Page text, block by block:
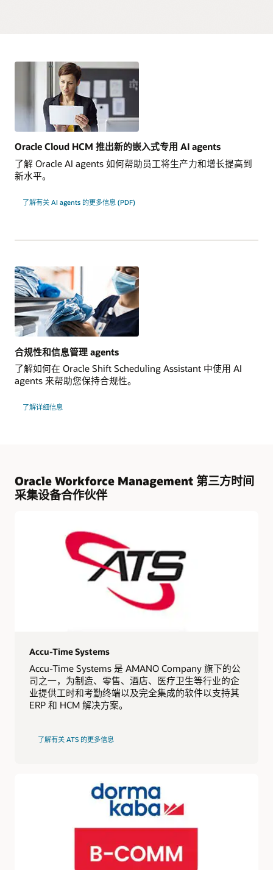
累计带薪休假转赠
允许员工在用于查看累计休假余额和请假的工具中，将带薪休
假余额转赠给同事。
支持经理洞悉任务完成情况，并进行优先级重新分配或重新排
通过改善检验管理，培养工作场所安全与合规文化。
分析驱动的监控
使用安全数据来了解趋势，并通过根本原因分析来帮助减少事
故和工作场所的危险。
了解 Oracle Workforce Health and Safety
Oracle Cloud HCM 推出新的嵌入式专用 AI agents
了解 Oracle AI agents 如何帮助员工将生产力和增长提高到
新水平。
了解有关 AI agents 的更多信息 (PDF)
合规性和信息管理 agents
了解如何在 Oracle Shift Scheduling Assistant 中使用 AI
agents 来帮助您保持合规性。
了解详细信息
Oracle Workforce Management 第三方时间
采集设备合作伙伴
Accu-Time Systems
Accu-Time Systems 是 AMANO Company 旗下的公
司之一，为制造、零售、酒店、医疗卫生等行业的企
业提供工时和考勤终端以及完全集成的软件以支持其
ERP 和 HCM 解决方案。
了解有关 ATS 的更多信息